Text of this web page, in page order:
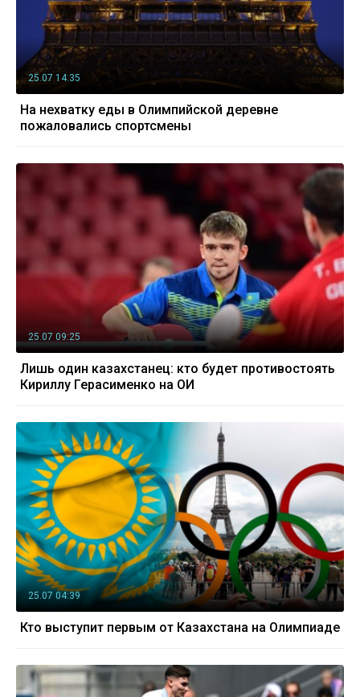
25.07 14:35
На нехватку еды в Олимпийской деревне
пожаловались спортсмены
25.07 09:25
Лишь один казахстанец: кто будет противостоять
Кириллу Герасименко на ОИ
25.07 04:39
Кто выступит первым от Казахстана на Олимпиаде